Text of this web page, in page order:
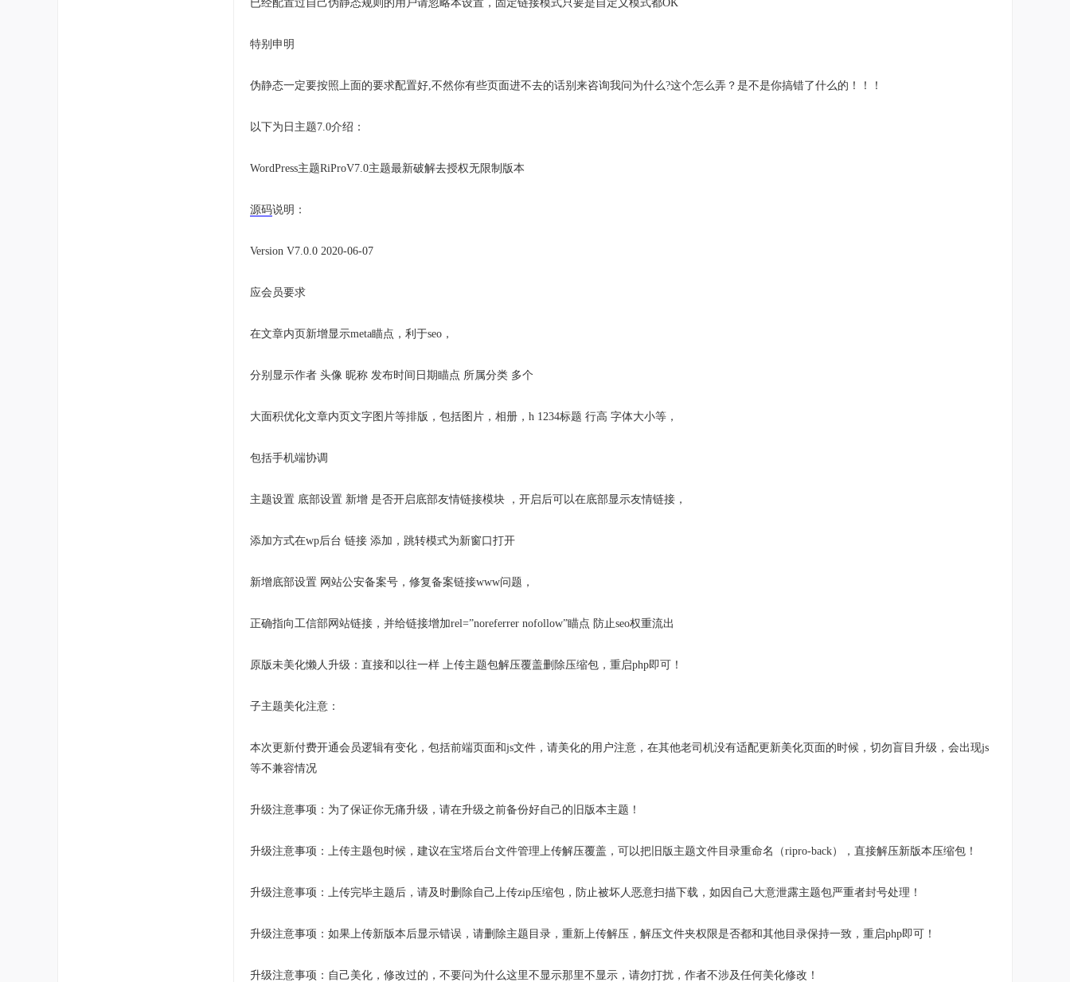
已经配置过自己伪静态规则的用户请忽略本设置，固定链接模式只要是自定义模式都OK
特别申明
伪静态一定要按照上面的要求配置好,不然你有些页面进不去的话别来咨询我问为什么?这个怎么弄？是不是你搞错了什么的！！！
以下为日主题7.0介绍：
WordPress主题RiProV7.0主题最新破解去授权无限制版本
源码说明：
Version V7.0.0 2020-06-07
应会员要求
在文章内页新增显示meta瞄点，利于seo，
分别显示作者 头像 昵称 发布时间日期瞄点 所属分类 多个
大面积优化文章内页文字图片等排版，包括图片，相册，h 1234标题 行高 字体大小等，
包括手机端协调
主题设置 底部设置 新增 是否开启底部友情链接模块 ，开启后可以在底部显示友情链接，
添加方式在wp后台 链接 添加，跳转模式为新窗口打开
新增底部设置 网站公安备案号，修复备案链接www问题，
正确指向工信部网站链接，并给链接增加rel=”noreferrer nofollow”瞄点 防止seo权重流出
原版未美化懒人升级：直接和以往一样 上传主题包解压覆盖删除压缩包，重启php即可！
子主题美化注意：
本次更新付费开通会员逻辑有变化，包括前端页面和js文件，请美化的用户注意，在其他老司机没有适配更新美化页面的时候，切勿盲目升级，会出现js
等不兼容情况
升级注意事项：为了保证你无痛升级，请在升级之前备份好自己的旧版本主题！
升级注意事项：上传主题包时候，建议在宝塔后台文件管理上传解压覆盖，可以把旧版主题文件目录重命名（ripro-back），直接解压新版本压缩包！
升级注意事项：上传完毕主题后，请及时删除自己上传zip压缩包，防止被坏人恶意扫描下载，如因自己大意泄露主题包严重者封号处理！
升级注意事项：如果上传新版本后显示错误，请删除主题目录，重新上传解压，解压文件夹权限是否都和其他目录保持一致，重启php即可！
升级注意事项：自己美化，修改过的，不要问为什么这里不显示那里不显示，请勿打扰，作者不涉及任何美化修改！